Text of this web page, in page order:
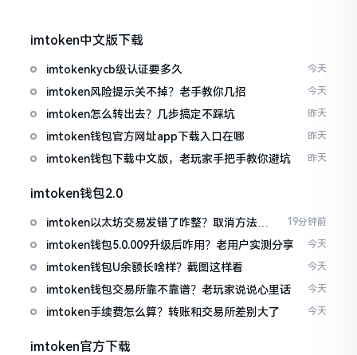
imtoken中文版下载
imtokenkycb级认证要多久 今天
imtoken风险提示关不掉？老手教你几招 今天
imtoken怎么转出去？几步搞定不踩坑 昨天
imtoken钱包官方网址app下载入口在哪 昨天
imtoken钱包下载中文版，老玩家手把手教你避坑 昨天
imtoken钱包2.0
imtoken以太坊交易发错了咋整？取消方法告
诉你
19分钟前
imtoken钱包5.0.009升级后咋用？老用户实测分享 今天
imtoken钱包U余额长啥样？截图这样看 今天
imtoken钱包交易所靠不靠谱？老玩家说说心里话 今天
imtoken手续费怎么算？转账和交易所差别大了 今天
imtoken官方下载